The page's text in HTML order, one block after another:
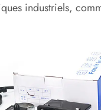
industriels,